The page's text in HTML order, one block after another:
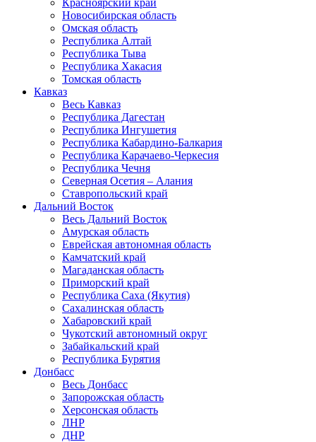
Красноярский край
Новосибирская область
Омская область
Республика Алтай
Республика Тыва
Республика Хакасия
Томская область
Кавказ
Весь Кавказ
Республика Дагестан
Республика Ингушетия
Республика Кабардино-Балкария
Республика Карачаево-Черкесия
Республика Чечня
Северная Осетия – Алания
Ставропольский край
Дальний Восток
Весь Дальний Восток
Амурская область
Еврейская автономная область
Камчатский край
Магаданская область
Приморский край
Республика Саха (Якутия)
Сахалинская область
Хабаровский край
Чукотский автономный округ
Забайкальский край
Республика Бурятия
Донбасс
Весь Донбасс
Запорожская область
Херсонская область
ЛНР
ДНР